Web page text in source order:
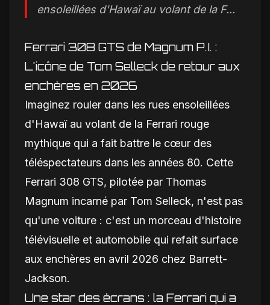
ensoleillées d'Hawaï au volant de la F...
Ferrari 308 GTS de Magnum P.I. :
L'icône de Tom Selleck de retour aux
enchères en 2026
Imaginez rouler dans les rues ensoleillées
d'Hawaï au volant de la Ferrari rouge
mythique qui a fait battre le cœur des
téléspectateurs dans les années 80. Cette
Ferrari 308 GTS, pilotée par Thomas
Magnum incarné par Tom Selleck, n'est pas
qu'une voiture : c'est un morceau d'histoire
télévisuelle et automobile qui refait surface
aux enchères en avril 2026 chez Barrett-
Jackson.
Une star des écrans : la Ferrari qui a